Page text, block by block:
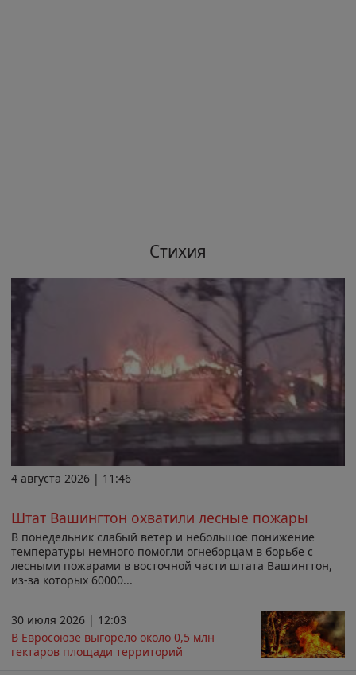
Стихия
4 августа 2026 | 11:46
Штат Вашингтон охватили лесные пожары
В понедельник слабый ветер и небольшое понижение
температуры немного помогли огнеборцам в борьбе с
лесными пожарами в восточной части штата Вашингтон,
из-за которых 60000...
30 июля 2026 | 12:03
В Евросоюзе выгорело около 0,5 млн
гектаров площади территорий